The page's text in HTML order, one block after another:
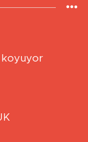
koyuyor